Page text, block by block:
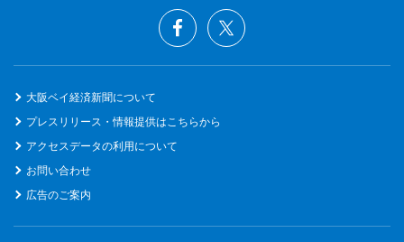
大阪ベイ経済新聞について
プレスリリース・情報提供はこちらから
アクセスデータの利用について
お問い合わせ
広告のご案内